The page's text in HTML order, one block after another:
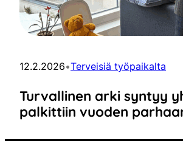
12.2.2026•Terveisiä työpaikalta
Turvallinen arki syntyy
palkittiin vuoden